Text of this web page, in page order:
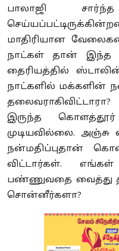
பாலாஜி
மாதிரியான
நாட்கள் தான் இந்த
தைரியத்தில்
நாட்களில் மக்களின்
தலைவராகிவிட்டாரா?
இருந்த கொளத்தூர்
முடியவில்லை. அஞ்சு
நன்மதிப்புதான்
விட்டார்கள்.
பண்ணுவதை வைத்து
சொன்னீர்களா?